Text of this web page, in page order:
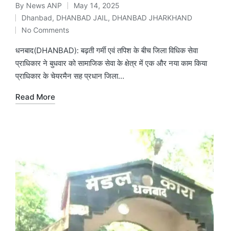
Posted
by
By News ANP May 14, 2025
Posted
in
Dhanbad, DHANBAD JAIL , DHANBAD JHARKHAND
No Comments
धनबाद(DHANBAD): बढ़ती गर्मी एवं तपिश के बीच जिला विधिक सेवा
प्राधिकार ने बुधवार को सामाजिक सेवा के क्षेत्र में एक और नया काम किया
प्राधिकार के चेयरमैन सह प्रधान जिला…
Read More